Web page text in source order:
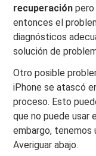
recuperación pero
entonces el
diagnósticos
solución de
Otro posible
iPhone se atascó
proceso. Esto
que no puede usar
embargo, tenemos
Averiguar abajo.